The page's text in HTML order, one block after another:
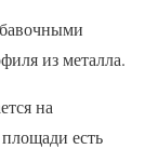
из металла.
на
есть